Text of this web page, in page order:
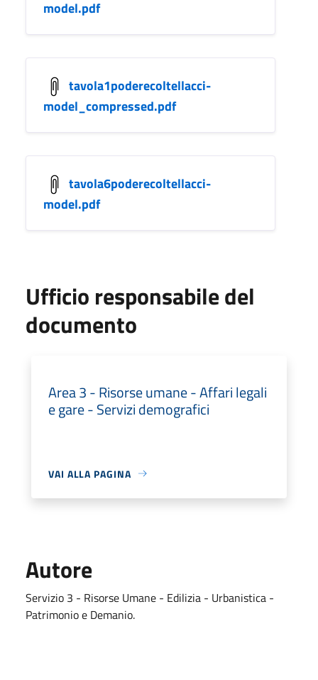
model.pdf
tavola1poderecoltellacci-
model_compressed.pdf
tavola6poderecoltellacci-
model.pdf
Ufficio responsabile del
documento
Area 3 - Risorse umane - Affari legali
e gare - Servizi demografici
VAI ALLA PAGINA
Autore
Servizio 3 - Risorse Umane - Edilizia - Urbanistica -
Patrimonio e Demanio.